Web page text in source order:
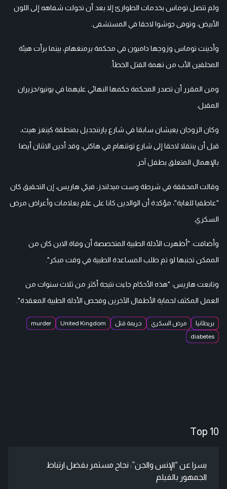
ولم تتصل توماس بخدمات الطوارئ إلا بعد أن تحولت شفاهه إلى اللون
الأبيض، وتوفى جوشوا لاحقا في المستشفى.
وأدينت توماس وزوجها داميون في محكمة برمنغهام، بينما برأت هيئة
المحلفين الأب من تهمة القتل الخطأ.
ومن المقرر أن تصدر المحكمة حكمها النهائي عليهما في يونيو/حزيران
المقبل.
وكان الزوجان يعيشان سابقا في شارع يارننجديل بمنطقة كينغز هيث،
قبل أن ينتقلا لاحقا إلى شارع توتنهام في هاكني، وقد أدين الاثنان أيضا
بالإهمال المتعلق بطفل آخر.
وقالت المحققة في شرطة وست ميدلندز، فيكي هاريس، إن التحقيق كان
"عاطفيا للغاية"، مؤكدة أن الوالدين كانا على علم بعلامات وأعراض مرض
السكري.
وأضافت: "أظهرت الأدلة الطبية المتخصصة أن وفاة الابن كان من
الممكن تجنبها لو تم طلب المساعدة الطبية في وقت مبكر".
وتابعت هاريس: "هذه الأحكام جاءت نتيجة أكثر من ثلاث سنوات من
العمل المكثف لحماية الأطفال الآخرين وفحص الأدلة الطبية المعقدة".
بريطانيا مرض السكري جريمة قتل United Kingdom
murder
diabetes
Top 10
يسرا عن “الإنس والجن”: نجاح مستمر بفضل ارتباط
الجمهور بالفيلم